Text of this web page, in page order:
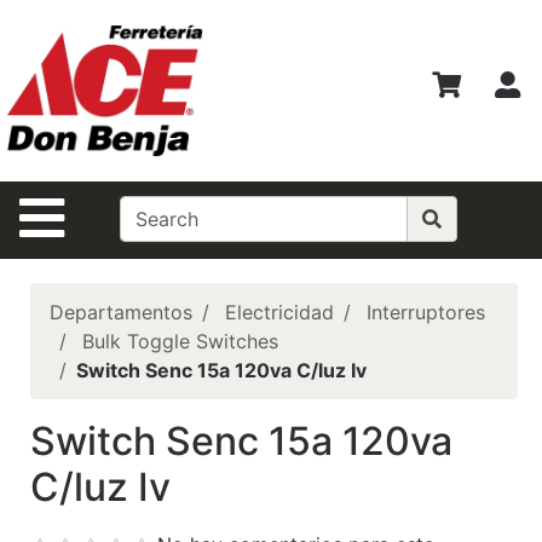
Navegación de la Página
Departamentos
Búsqueda
Avanzada
Departamentos
Shopper del
Mes
Casas Ferrmax
Ofertas
BEST
SELLERS!!!
Departamentos Electricidad
Interruptores
Bulk Toggle Switches
Switch Senc 15a 120va C/luz Iv
Switch Senc 15a 120va
C/luz Iv